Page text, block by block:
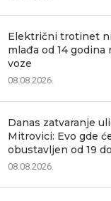
Električni trotinet
mlađa od 14 godina
voze
08.08.2026.
Danas zatvaranje
Mitrovici: Evo gde
obustavljen od 19
08.08.2026.